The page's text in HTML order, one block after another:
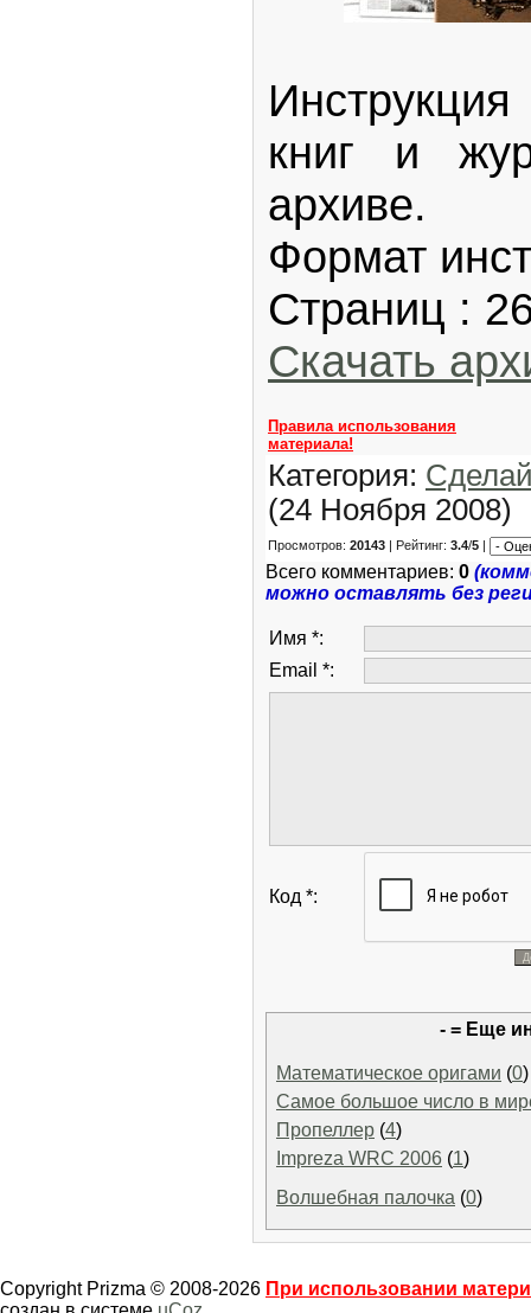
книг и
архиве.
Формат
Страниц :
Скачать
Правила использования
материала!
Категория:
(24 Ноября 2008)
Просмотров: 20143 | Рейтинг: 3.4/5 |
Всего комментариев: 0
можно оставлять без
Имя *:
Email *:
Код *:
- = Еще
Математическое оригами (0)
Самое большое число в
Пропеллер (4)
Impreza WRC 2006 (1)
Волшебная палочка (0)
Copyright Prizma © 2008-2026 При использовании